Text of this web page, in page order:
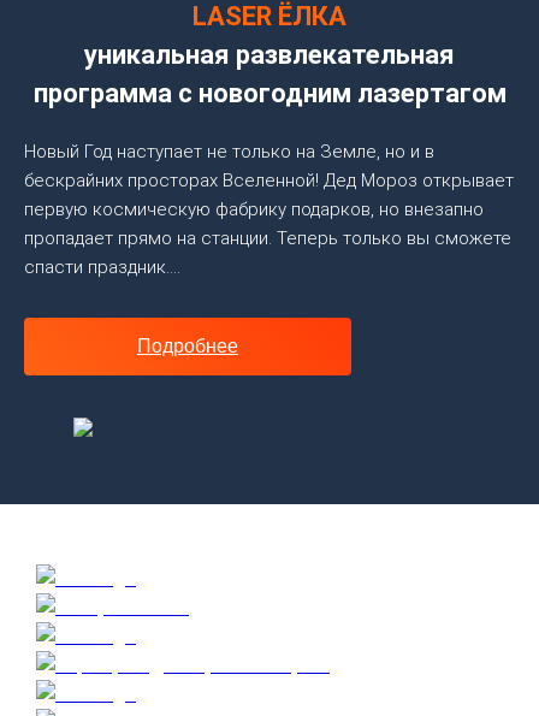
LASER ЁЛКА
уникальная развлекательная
программа с новогодним лазертагом
Новый Год наступает не только на Земле, но и в
бескрайних просторах Вселенной! Дед Мороз открывает
первую космическую фабрику подарков, но внезапно
пропадает прямо на станции. Теперь только вы сможете
спасти праздник....
Подробнее